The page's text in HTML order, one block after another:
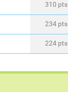
310 pts
234 pts
224 pts